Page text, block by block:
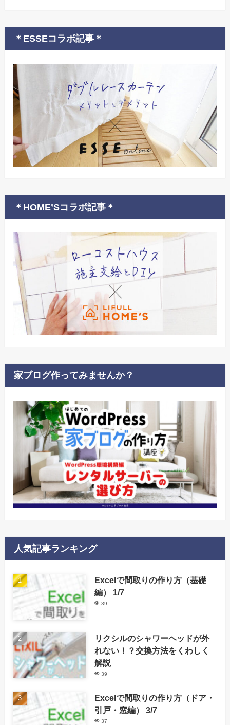
＊ESSEコラボ記事＊
＊HOME’Sコラボ記事＊
家ブログ作ってみませんか？
人気記事ランキング
Excelで間取りの作り方（基礎
編） 1/7
39
リクシルのシャワーヘッドが外
れない！？交換方法をくわしく
解説
39
Excelで間取りの作り方（ドア・
引戸・窓編） 3/7
37